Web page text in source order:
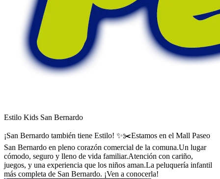
Estilo Kids San Bernardo
¡San Bernardo también tiene Estilo! ✨✂️Estamos en el Mall Paseo
San Bernardo en pleno corazón comercial de la comuna.Un lugar
cómodo, seguro y lleno de vida familiar.Atención con cariño,
juegos, y una experiencia que los niños aman.La peluquería infantil
más completa de San Bernardo. ¡Ven a conocerla!